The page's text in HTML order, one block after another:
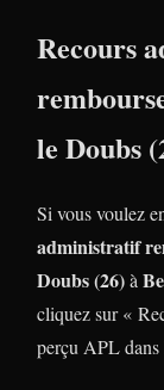
Recours
le Doubs
Si vous voulez
administratif
Doubs (26)à
cliquez sur «
perçu APL